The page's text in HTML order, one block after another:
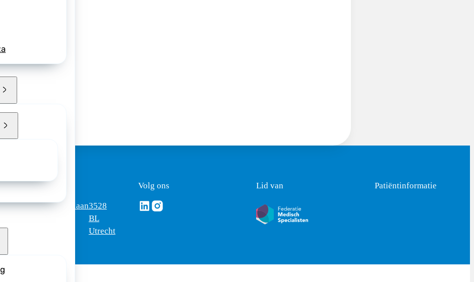
Bezoekadres
DomusMercatorlaan3528
BL
Utrecht
Volg ons
Volg ons via Linkedin
Volg ons via Instagram
Lid van Patiëntinformatie